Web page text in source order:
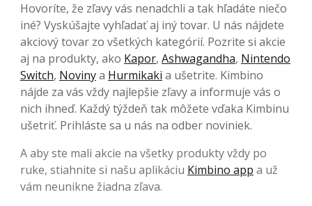
Hovoríte, že zľavy vás nenadchli a tak hľadáte niečo
iné? Vyskúšajte vyhľadať aj iný tovar. U nás nájdete
akciový tovar zo všetkých kategórií. Pozrite si akcie
aj na produkty, ako Kapor, Ashwagandha, Nintendo
Switch, Novinya Hurmikaki a ušetrite. Kimbino
nájde za vás vždy najlepšie zľavy a informuje vás o
nich ihneď. Každý týždeň tak môžete vďaka Kimbinu
ušetriť. Prihláste sa u nás na odber noviniek.
A aby ste mali akcie na všetky produkty vždy po
ruke, stiahnite si našu aplikáciu Kimbino app a už
vám neunikne žiadna zľava.